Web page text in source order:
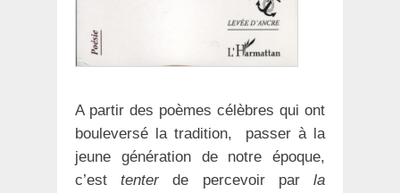
A partir des poèmes célèbres qui ont
bouleversé la tradition, passer à la
jeune génération de notre époque,
c’esttenter de percevoir parla